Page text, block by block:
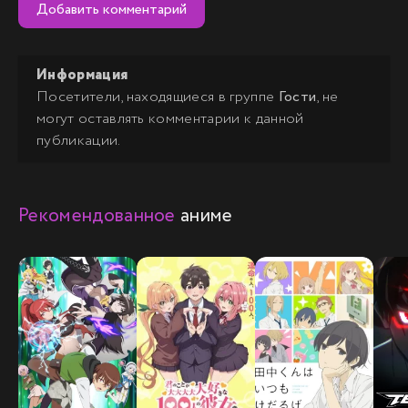
Добавить комментарий
Информация
Посетители, находящиеся в группе Гости, не
могут оставлять комментарии к данной
публикации.
Рекомендованное аниме